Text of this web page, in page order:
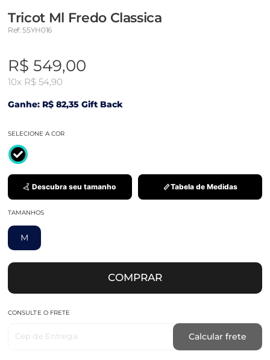
Tricot Ml Fredo Classica
Ref: 55YH016
R$ 549,00
10x R$ 54,90
Ganhe: R$ 82,35 Gift Back
SELECIONE A COR
Descubra seu tamanho Tabela de Medidas
TAMANHOS
M
COMPRAR
CONSULTE O FRETE
Cep de Entrega Calcular frete